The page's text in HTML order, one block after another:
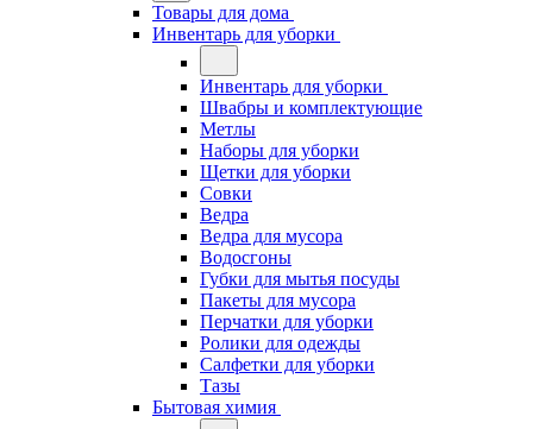
Товары для дома
Инвентарь для уборки
Инвентарь для уборки
Швабры и комплектующие
Метлы
Наборы для уборки
Щетки для уборки
Совки
Ведра
Ведра для мусора
Водосгоны
Губки для мытья посуды
Пакеты для мусора
Перчатки для уборки
Ролики для одежды
Салфетки для уборки
Тазы
Бытовая химия